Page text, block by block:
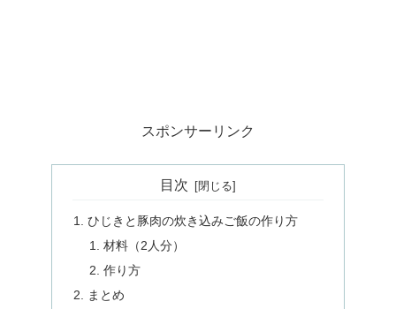
スポンサーリンク
目次
ひじきと豚肉の炊き込みご飯の作り方
材料（2人分）
作り方
まとめ